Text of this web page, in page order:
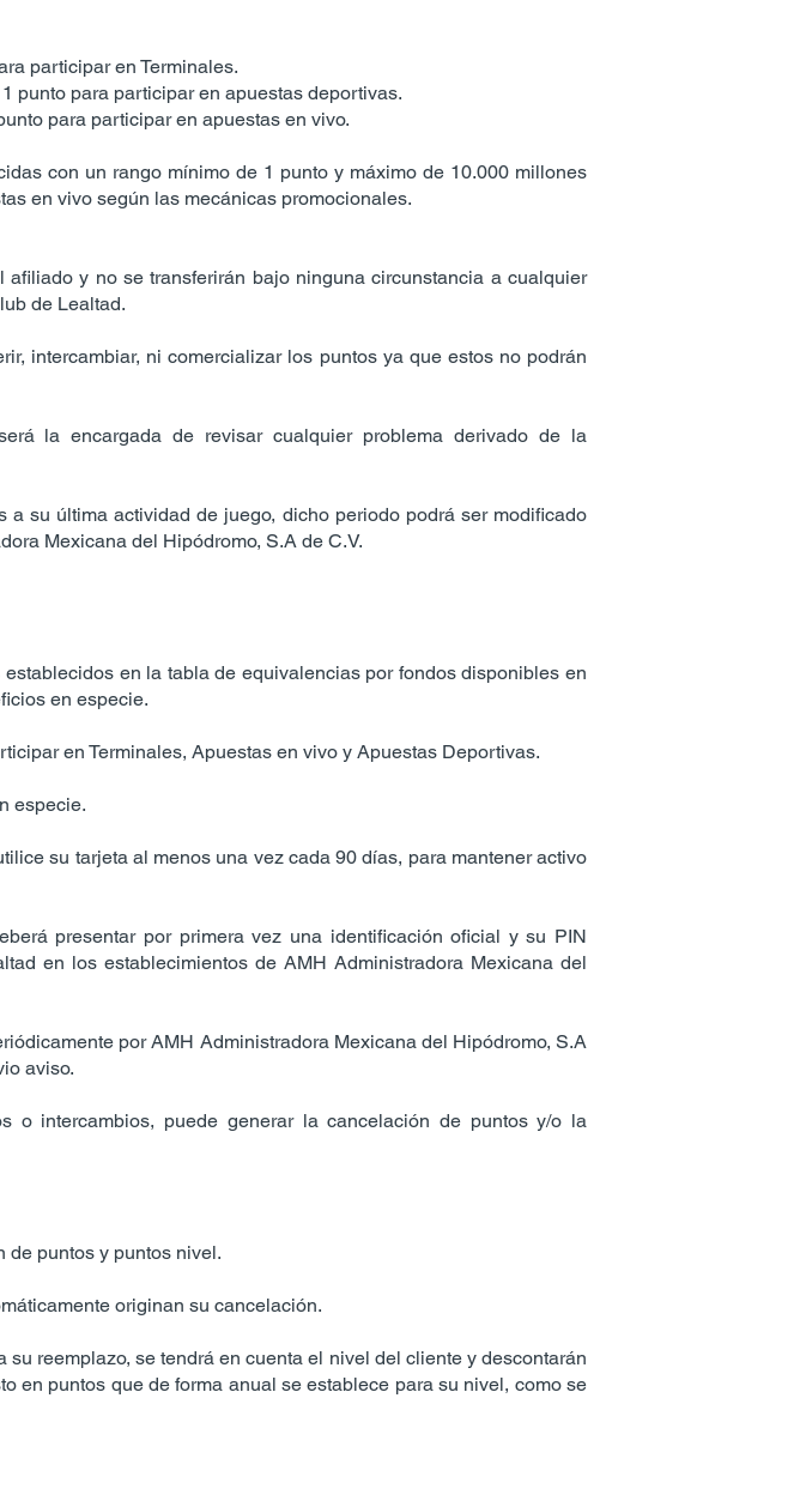
participar en Terminales.
punto para participar en apuestas deportivas.
para participar en apuestas en vivo.
con un rango mínimo de 1 punto y máximo de 10.000 millones
en vivo según las mecánicas promocionales.
y no se transferirán bajo ninguna circunstancia a cualquier
de Lealtad.
intercambiar, ni comercializar los puntos ya que estos no podrán
la encargada de revisar cualquier problema derivado de la
su última actividad de juego, dicho periodo podrá ser modificado
Mexicana del Hipódromo, S.A de C.V.
en la tabla de equivalencias por fondos disponibles en
en especie.
en Terminales, Apuestas en vivo y Apuestas Deportivas.
especie.
su tarjeta al menos una vez cada 90 días, para mantener activo
presentar por primera vez una identificación oficial y su PIN
en los establecimientos de AMH Administradora Mexicana del
por AMH Administradora Mexicana del Hipódromo, S.A
aviso.
o intercambios, puede generar la cancelación de puntos y/o la
de puntos y puntos nivel.
originan su cancelación.
reemplazo, se tendrá en cuenta el nivel del cliente y descontarán
en puntos que de forma anual se establece para su nivel, como se